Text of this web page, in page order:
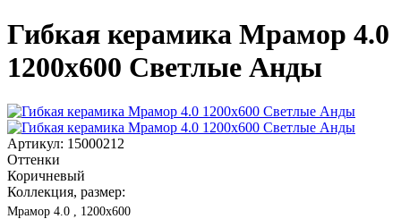
Гибкая керамика Мрамор 4.0
1200x600 Светлые Анды
Артикул: 15000212
Оттенки
Коричневый
Коллекция, размер:
Мрамор 4.0 , 1200x600